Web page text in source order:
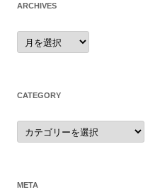
ARCHIVES
archives
CATEGORY
category
META